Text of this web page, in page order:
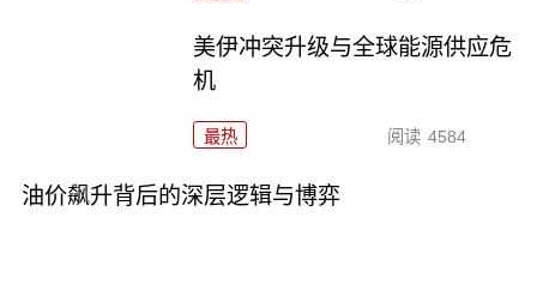
美伊冲突升级与全球能源供应危
机
最热 阅读 4584
油价飙升背后的深层逻辑与博弈